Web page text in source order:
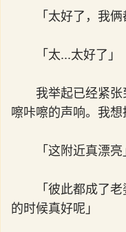
「太好了，我俩
「太...太好了」
我举起已经紧
嚓咔嚓的声响。我想
「这附近真漂亮
「彼此都成了
的时候真好呢」